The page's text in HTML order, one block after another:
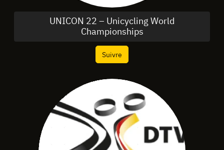
UNICON 22 – Unicycling World
Championships
Suivre